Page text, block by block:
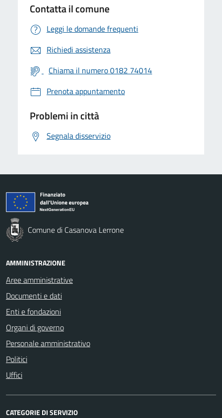
Contatta il comune
Leggi le domande frequenti
Richiedi assistenza
Chiama il numero 0182 74014
Prenota appuntamento
Problemi in città
Segnala disservizio
Comune di Casanova Lerrone
AMMINISTRAZIONE
Aree amministrative
Documenti e dati
Enti e fondazioni
Organi di governo
Personale amministrativo
Politici
Uffici
CATEGORIE DI SERVIZIO